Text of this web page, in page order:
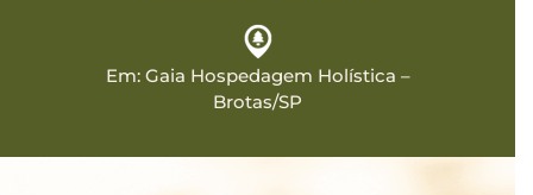
Em: Gaia Hospedagem Holística –
Brotas/SP